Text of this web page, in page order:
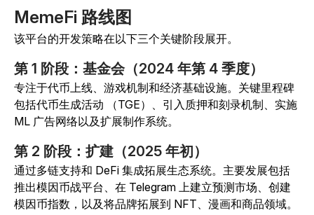
MemeFi 路线图
该平台的开发策略在以下三个关键阶段展开。
第 1 阶段：基金会（2024 年第 4 季度）
专注于代币上线、游戏机制和经济基础设施。关键里程碑
包括代币生成活动 （TGE）、引入质押和刻录机制、实施
ML 广告网络以及扩展制作系统。
第 2 阶段：扩建（2025 年初）
通过多链支持和 DeFi 集成拓展生态系统。主要发展包括
推出模因币战平台、在 Telegram 上建立预测市场、创建
模因币指数，以及将品牌拓展到 NFT、漫画和商品领域。